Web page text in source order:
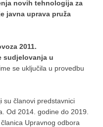
novih tehnologija za
javna uprava pruža
2011.
sudjelovanja u
se uključila u provedbu
su članovi predstavnici
Od 2014. godine do 2019.
Upravnog odbora